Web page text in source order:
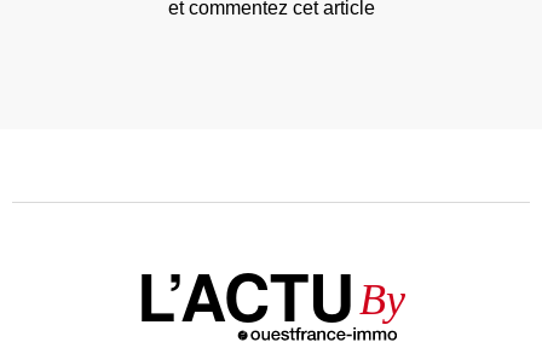
et commentez cet article
L’ACTU By